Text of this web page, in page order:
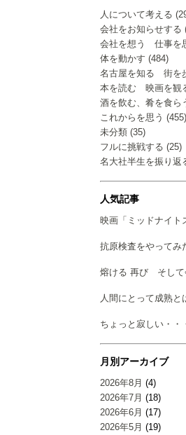
人について考える
会社をお知らせする
会社を想う 仕事を
体を動かす (484)
名古屋を知る 街を
本を読む 映画を観
酒を飲む、肴を食ら
これからを思う (455)
未分類 (35)
フルに挑戦する (25)
名大社半生を振り返
人気記事
映画「ミッドナイト
抗原検査をやってみ
熔ける 再び そして
人間にとって成熟と
ちょっと寂しい・・
月別アーカイブ
2026年8月 (4)
2026年7月 (18)
2026年6月 (17)
2026年5月 (19)